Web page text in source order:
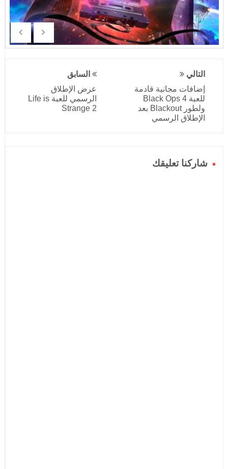
التالي
إضافات مجانية قادمة
للعبة Black Ops 4
ولطور Blackout بعد
الإطلاق الرسمي
السابق
عرض الإطلاق
الرسمي للعبة Life is
Strange 2
شاركنا تعليقك